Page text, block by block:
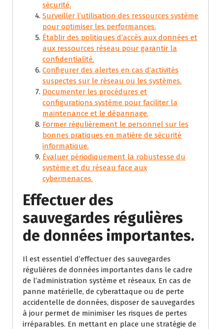
sécurité.
Surveiller l’utilisation des ressources système
pour optimiser les performances.
Établir des politiques d’accès aux données et
aux ressources réseau pour garantir la
confidentialité.
Configurer des alertes en cas d’activités
suspectes sur le réseau ou les systèmes.
Documenter les procédures et
configurations système pour faciliter la
maintenance et le dépannage.
Former régulièrement le personnel sur les
bonnes pratiques en matière de sécurité
informatique.
Évaluer périodiquement la robustesse du
système et du réseau face aux
cybermenaces.
Effectuer des
sauvegardes régulières
de données importantes.
Il est essentiel d’effectuer des sauvegardes
régulières de données importantes dans le cadre
de l’administration système et réseaux. En cas de
panne matérielle, de cyberattaque ou de perte
accidentelle de données, disposer de sauvegardes
à jour permet de minimiser les risques de pertes
irréparables. En mettant en place une stratégie de